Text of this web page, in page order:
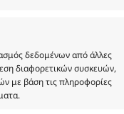
δεδομένων από άλλες
διαφορετικών συσκευών,
με βάση τις πληροφορίες